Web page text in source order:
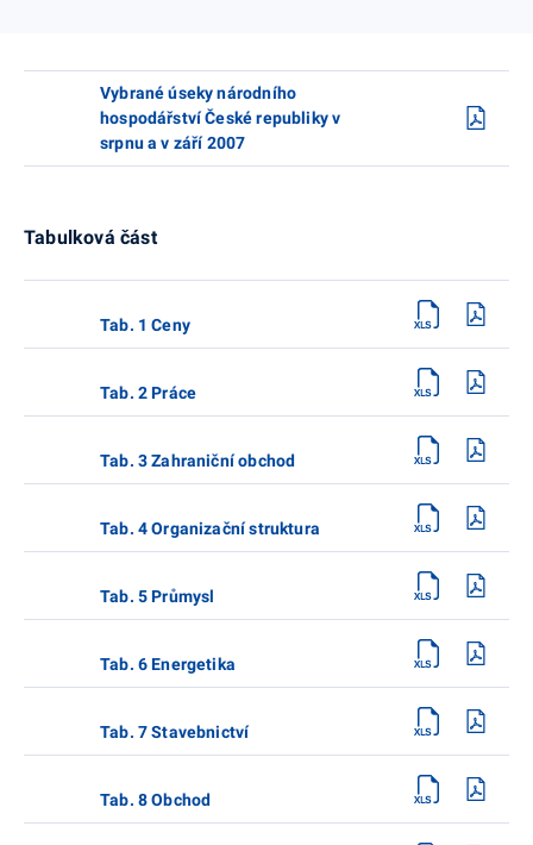
Vybrané úseky národního
hospodářství České republiky v
srpnu a v září 2007
Tabulková část
Tab. 1 Ceny
Tab. 2 Práce
Tab. 3 Zahraniční obchod
Tab. 4 Organizační struktura
Tab. 5 Průmysl
Tab. 6 Energetika
Tab. 7 Stavebnictví
Tab. 8 Obchod